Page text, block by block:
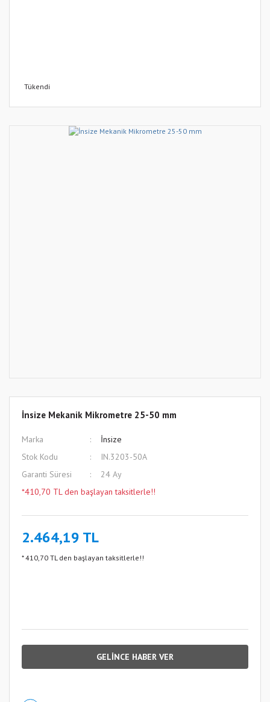
Tükendi
İnsize Mekanik Mikrometre 25-50 mm
Marka
İnsize
Stok Kodu
IN.3203-50A
Garanti Süresi
24 Ay
*410,70 TL den başlayan taksitlerle!!
2.464,19 TL
* 410,70 TL den başlayan taksitlerle!!
GELİNCE HABER VER